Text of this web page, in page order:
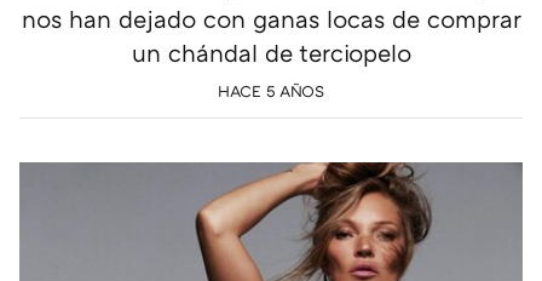
nos han dejado con ganas locas de comprar
un chándal de terciopelo
HACE 5 AÑOS